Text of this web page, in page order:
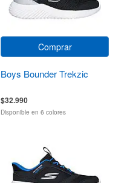
Comprar
Boys Bounder Trekzic
$32.990
Disponible en 6 colores